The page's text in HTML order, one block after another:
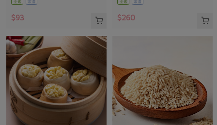
素食專區
樂齡友善
高麗菜海鮮煎餅
地區活動
活動報下載
全素 常溫
$93
全素 常溫
$260